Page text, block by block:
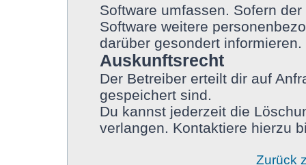
Software umfassen. Sofern
Software weitere
darüber gesondert informieren.
Auskunftsrecht
Der Betreiber erteilt dir auf
gespeichert sind.
Du kannst jederzeit die
verlangen. Kontaktiere hierzu
Zurück